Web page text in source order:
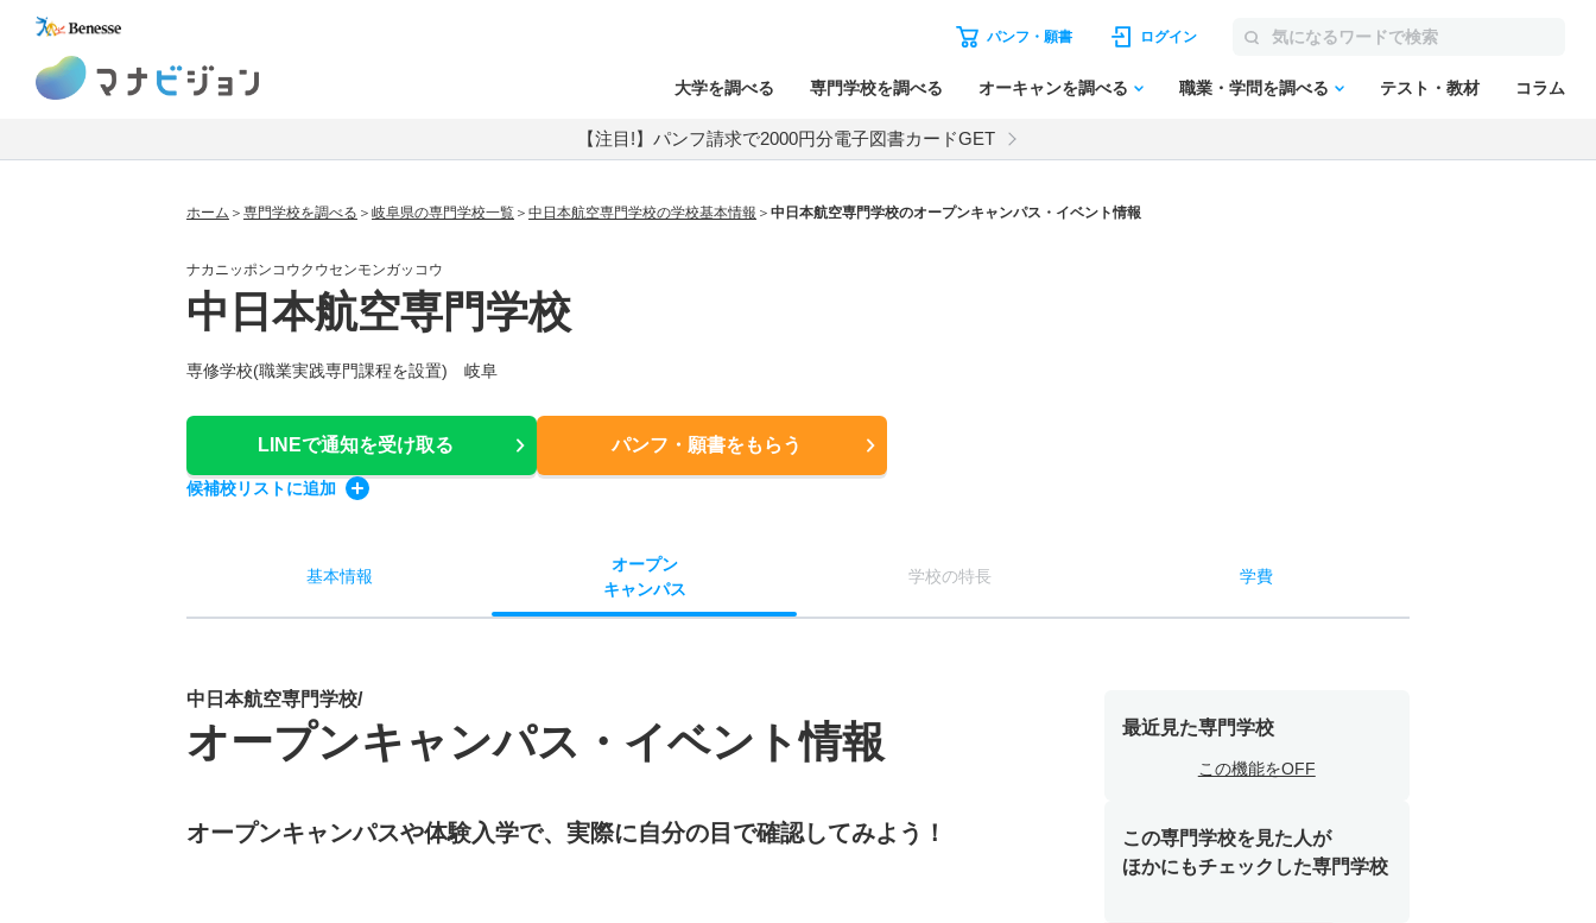
パンフ・願書 ログイン
大学を調べる 専門学校を調べる オーキャンを調べる 職業・学問を調べる テスト・教材 コラム
【注目!】パンフ請求で2000円分電子図書カードGET
ホーム 専門学校を調べる 岐阜県の専門学校一覧 中日本航空専門学校の学校基本情報 中日本航空専門学校のオープンキャンパス・イベント情報
ナカニッポンコウクウセンモンガッコウ
中日本航空専門学校
専修学校(職業実践専門課程を設置) 岐阜
LINEで通知を受け取る パンフ・願書をもらう
候補校リストに追加
基本情報
オープン
キャンパス
学校の特長 学費
中日本航空専門学校/
オープンキャンパス・イベント情報
オープンキャンパスや体験入学で、実際に自分の目で確認してみよう！
最近見た専門学校
この機能をOFF
この専門学校を見た人が
ほかにもチェックした専門学校